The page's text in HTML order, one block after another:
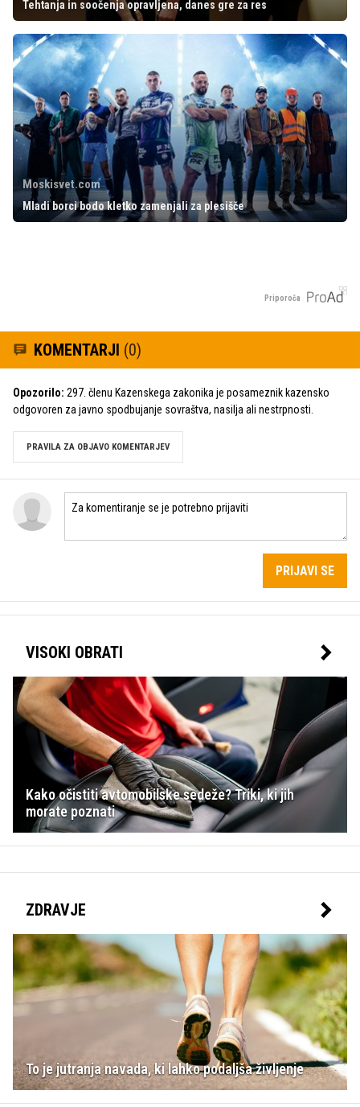
Tehtanja in soočenja opravljena, danes gre za res
Moskisvet.com
Mladi borci bodo kletko zamenjali za plesišče
Priporoča
KOMENTARJI (0)
Opozorilo: 297. členu Kazenskega zakonika je posameznik kazensko
odgovoren za javno spodbujanje sovraštva, nasilja ali nestrpnosti.
PRAVILA ZA OBJAVO KOMENTARJEV
PRIJAVI SE
VISOKI OBRATI
Kako očistiti avtomobilske sedeže? Triki, ki jih
morate poznati
ZDRAVJE
To je jutranja navada, ki lahko podaljša življenje